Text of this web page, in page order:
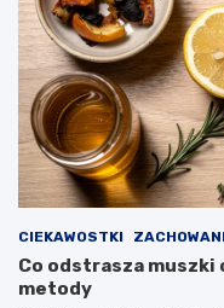
CIEKAWOSTKI
Co odstrasza muszki
metody